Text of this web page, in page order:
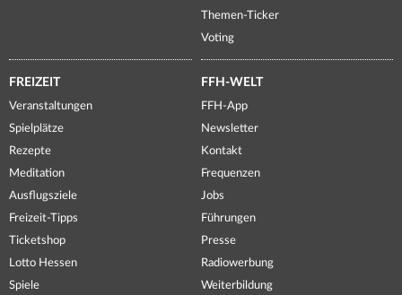
Themen-Ticker
Voting
FREIZEIT
Veranstaltungen
Spielplätze
Rezepte
Meditation
Ausflugsziele
Freizeit-Tipps
Ticketshop
Lotto Hessen
Spiele
FFH-WELT
FFH-App
Newsletter
Kontakt
Frequenzen
Jobs
Führungen
Presse
Radiowerbung
Weiterbildung